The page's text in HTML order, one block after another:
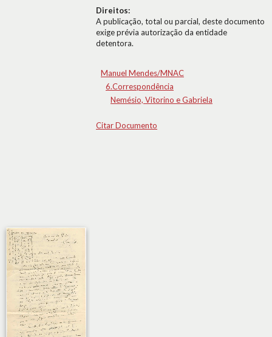
Direitos:
A publicação, total ou parcial, deste documento
exige prévia autorização da entidade
detentora.
Manuel Mendes/MNAC
6.Correspondência
Nemésio, Vitorino e Gabriela
Citar Documento